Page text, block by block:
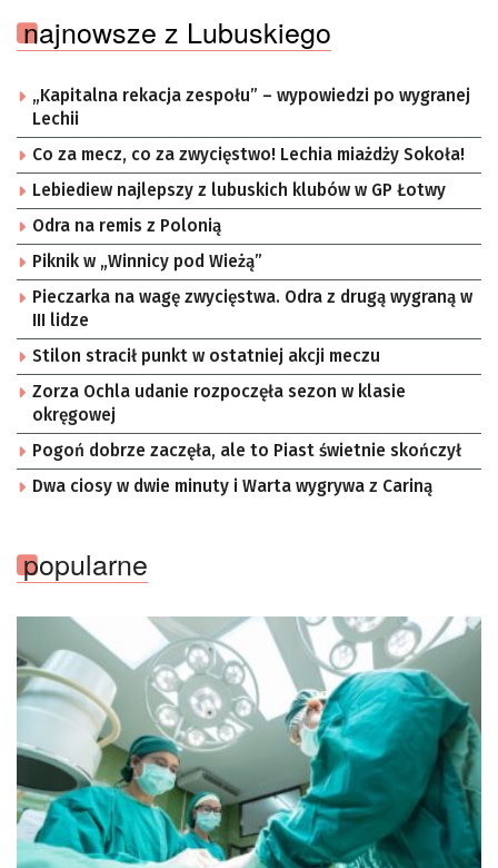
najnowsze z Lubuskiego
„Kapitalna rekacja zespołu” – wypowiedzi po wygranej
Lechii
Co za mecz, co za zwycięstwo! Lechia miażdży Sokoła!
Lebiediew najlepszy z lubuskich klubów w GP Łotwy
Odra na remis z Polonią
Piknik w „Winnicy pod Wieżą”
Pieczarka na wagę zwycięstwa. Odra z drugą wygraną w
III lidze
Stilon stracił punkt w ostatniej akcji meczu
Zorza Ochla udanie rozpoczęła sezon w klasie
okręgowej
Pogoń dobrze zaczęła, ale to Piast świetnie skończył
Dwa ciosy w dwie minuty i Warta wygrywa z Cariną
popularne